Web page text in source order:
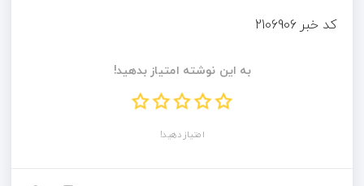
کد خبر 2106906
به این نوشته امتیاز بدهید!
امتیاز دهید!